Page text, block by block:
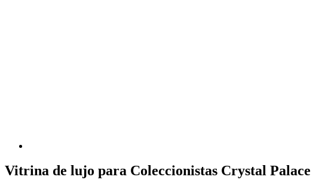
Vitrina de lujo para Coleccionistas Crystal Palace